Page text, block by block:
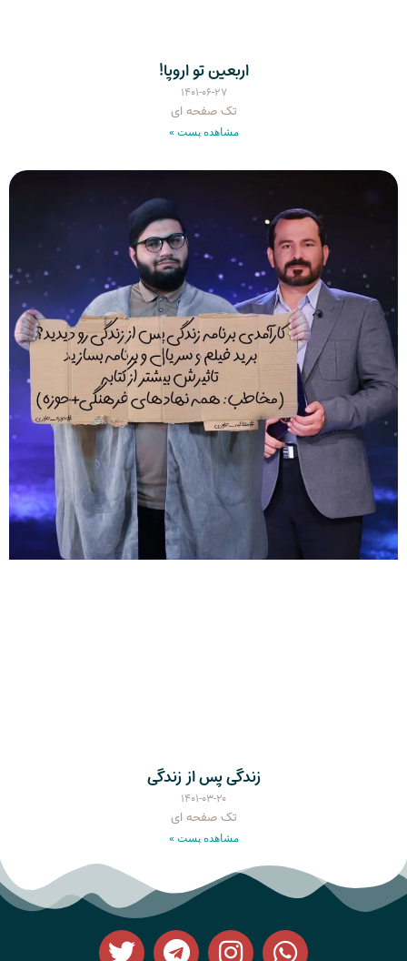
اربعین تو اروپا!
۱۴۰۱-۰۶-۲۷
تک صفحه ای
مشاهده پست »
زندگی پس از زندگی
۱۴۰۱-۰۳-۲۰
تک صفحه ای
مشاهده پست »